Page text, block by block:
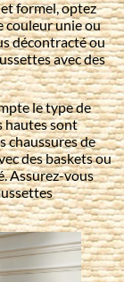
formel, optez
couleur unie ou
décontracté ou
avec des
le type de
hautes sont
chaussures de
des baskets ou
Assurez-vous